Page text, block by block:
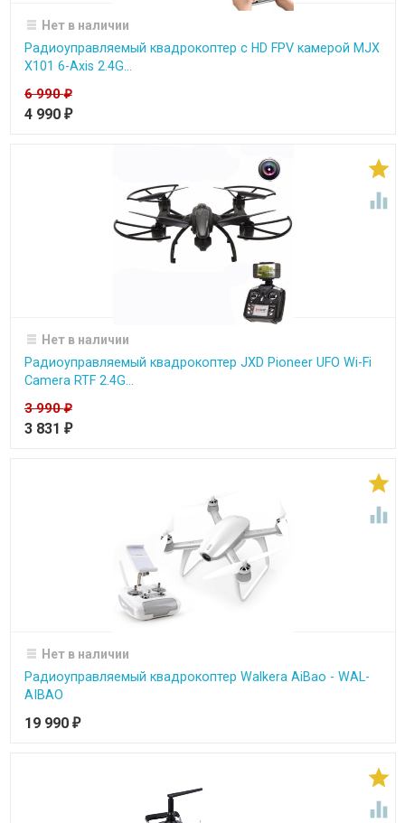
Нет в наличии
Радиоуправляемый квадрокоптер c HD FPV камерой MJX
X101 6-Axis 2.4G...
6 990₽
4 990 ₽


Нет в наличии
Радиоуправляемый квадрокоптер JXD Pioneer UFO Wi-Fi
Camera RTF 2.4G...
3 990₽
3 831 ₽


Нет в наличии
Радиоуправляемый квадрокоптер Walkera AiBao - WAL-
AIBAO
19 990 ₽

